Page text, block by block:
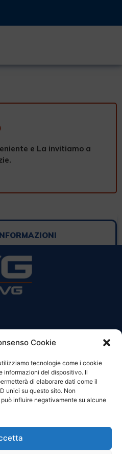
Cookie
tecnologie come i cookie
informazioni del dispositivo. Il
di elaborare dati come il
unici su questo sito. Non
influire negativamente su alcune
e La invitiamo a